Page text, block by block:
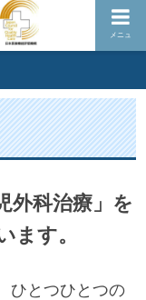
メニュ
外科治療」を
ます。
ひとつひとつの